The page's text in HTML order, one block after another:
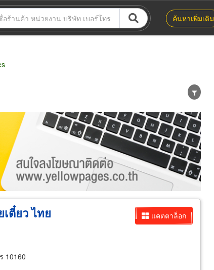
ค้นหาเพิ่มเติม
ผู้ส่งออก/นำเข้า ธุรกิจบริการ
แคตตาล็อก
ตี๋ยว ไทย
10160